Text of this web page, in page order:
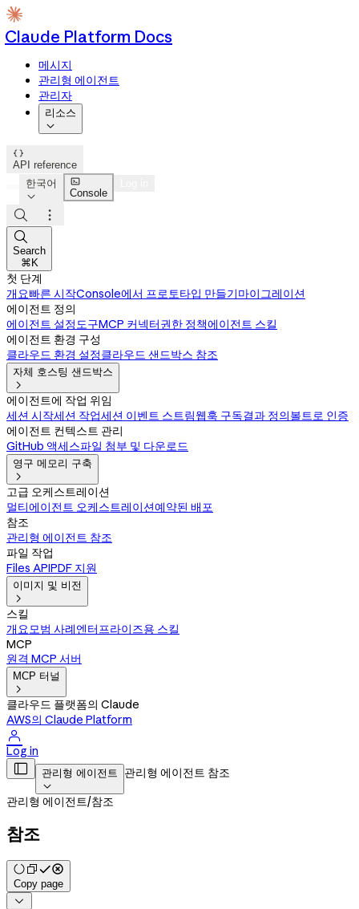
Claude Platform Docs
메시지
관리형 에이전트
관리자
리소스


API reference
한국어


Console



Search
⌘K
첫 단계
개요빠른 시작Console에서 프로토타입 만들기마이그레이션
에이전트 정의
에이전트 설정도구MCP 커넥터권한 정책에이전트 스킬
에이전트 환경 구성
클라우드 환경 설정클라우드 샌드박스 참조
자체 호스팅 샌드박스

에이전트에 작업 위임
세션 시작세션 작업세션 이벤트 스트림웹훅 구독결과 정의볼트로 인증
에이전트 컨텍스트 관리
GitHub 액세스파일 첨부 및 다운로드
영구 메모리 구축

고급 오케스트레이션
멀티에이전트 오케스트레이션예약된 배포
참조
관리형 에이전트 참조
파일 작업
Files APIPDF 지원
이미지 및 비전

스킬
개요모범 사례엔터프라이즈용 스킬
MCP
원격 MCP 서버
MCP 터널

클라우드 플랫폼의 Claude
AWS의 Claude Platform

Log in
 관리형 에이전트

관리형 에이전트 참조
관리형 에이전트/참조
참조
Copy page
